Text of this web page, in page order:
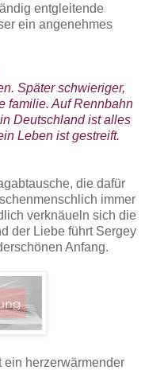
entgleitende
ein angenehmes
Später schwieriger,
familie. Auf Rennbahn
Deutschland ist alles
Leben ist gestreift.
die dafür
immer
verknäueln sich die
der Liebe führt Sergey
Anfang.
ein herzerwärmender